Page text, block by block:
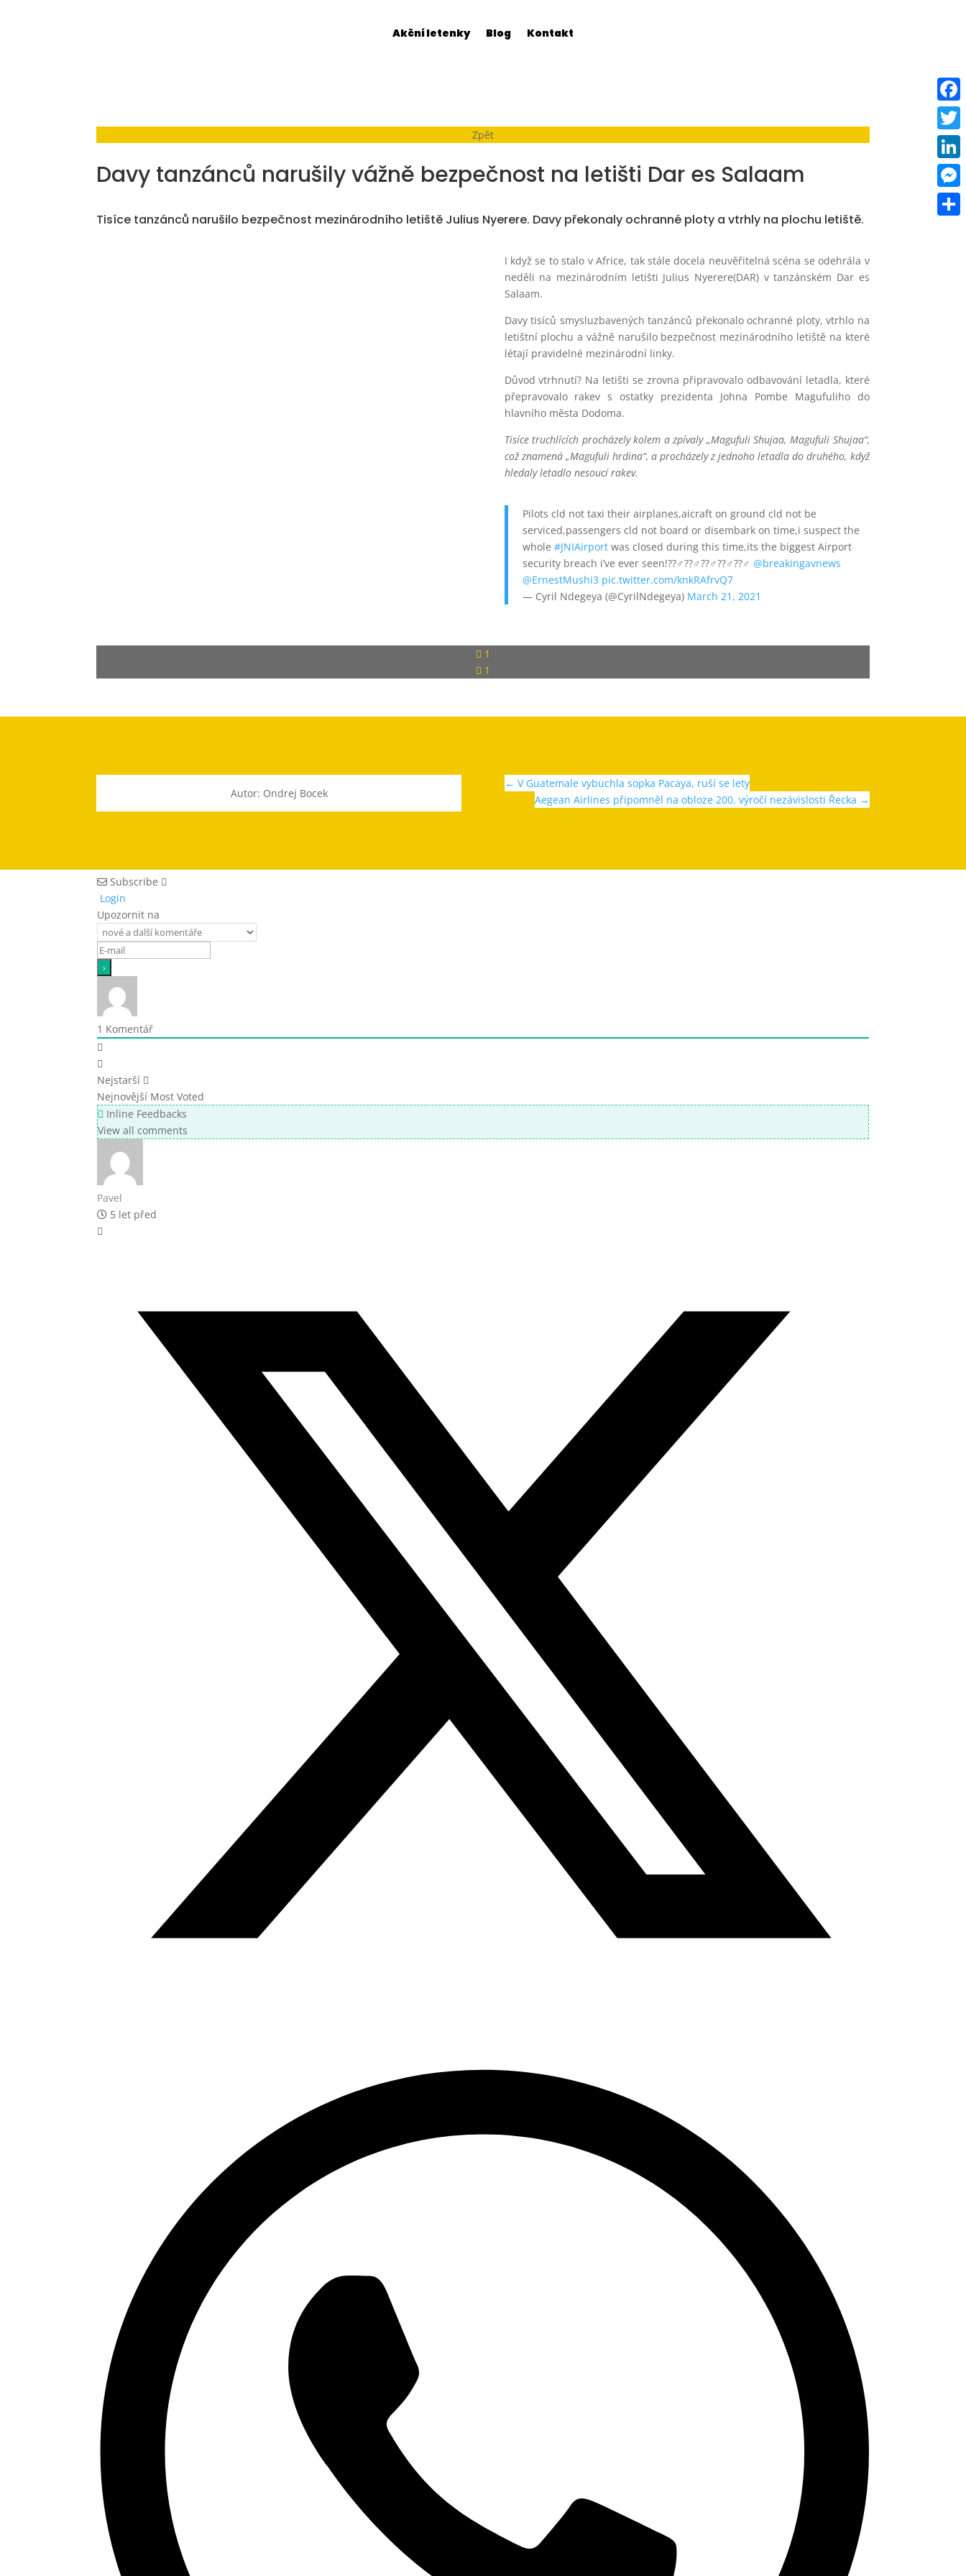
Akční letenky Blog Kontakt
Zpět
Davy tanzánců narušily vážně bezpečnost na letišti Dar es Salaam
Tisíce tanzánců narušilo bezpečnost mezinárodního letiště Julius Nyerere. Davy překonaly ochranné ploty a vtrhly na plochu letiště.
I když se to stalo v Africe, tak stále docela neuvěřitelná scéna se odehrála v
neděli na mezinárodním letišti Julius Nyerere(DAR) v tanzánském Dar es
Salaam.
Davy tisíců smysluzbavených tanzánců překonalo ochranné ploty, vtrhlo na
letištní plochu a vážně narušilo bezpečnost mezinárodního letiště na které
létají pravidelné mezinárodní linky.
Důvod vtrhnutí? Na letišti se zrovna připravovalo odbavování letadla, které
přepravovalo rakev s ostatky prezidenta Johna Pombe Magufuliho do
hlavního města Dodoma.
Tisíce truchlících procházely kolem a zpívaly „Magufuli Shujaa, Magufuli Shujaa“,
což znamená „Magufuli hrdina“, a procházely z jednoho letadla do druhého, když
hledaly letadlo nesoucí rakev.
Pilots cld not taxi their airplanes,aicraft on ground cld not be
serviced,passengers cld not board or disembark on time,i suspect the
whole #JNIAirportwas closed during this time,its the biggest Airport
security breach i’ve ever seen!??‍♂️??‍♂️??‍♂️??‍♂️??‍♂️ @breakingavnews
@ErnestMushi3 pic.twitter.com/knkRAfrvQ7
— Cyril Ndegeya (@CyrilNdegeya) March 21, 2021
1
1
Autor: Ondrej Bocek
← V Guatemale vybuchla sopka Pacaya, ruší se lety
Aegean Airlines připomněl na obloze 200. výročí nezávislosti Řecka →
Subscribe
Login
Upozornit na
1 Komentář
Nejstarší
Nejnovější Most Voted
Inline Feedbacks
View all comments
Pavel
5 let před